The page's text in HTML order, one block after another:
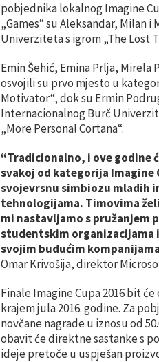
pobjednika lokalnog Imagine
„Games“ su Aleksandar, Milan
Univerziteta s igrom „The Lost
Emin Šehić, Emina Prlja,
osvojili su prvo mjesto u
Motivator“, dok su Ermin
Internacionalnog Burč
„More Personal Cortana“.
“Tradicionalno, i ove godine
svakoj od kategorija Imagine
svojevrsnu simbiozu mladih
tehnologijama. Timovima
mi nastavljamo s pružanjem
studentskim organizacijama
svojim budućim
Omar Krivošija, direktor
Finale Imagine Cupa 2016 bit
krajem jula 2016. godine. Za
novčane nagrade u iznosu od
obavit će direktne sastanke s
ideje pretoče u uspješan